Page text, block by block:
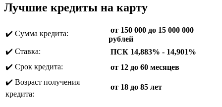
Лучшие кредиты на карту
✔️ Сумма кредита:
от 150 000 до 15 000 000
рублей
✔️ Ставка:
ПСК 14,883% - 14,901%
✔️ Срок кредита:
от 12 до 60 месяцев
✔️ Возраст получения
кредита:
от 18 до 85 лет